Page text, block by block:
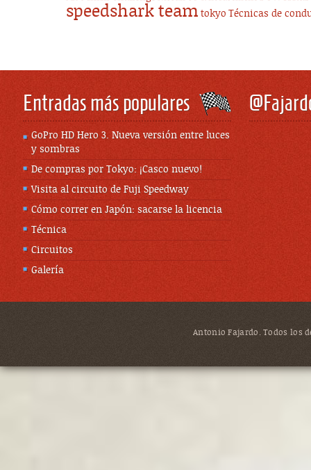
speedshark team tokyo Técnicas de
Entradas más populares
GoPro HD Hero 3. Nueva versión entre luces
y sombras
De compras por Tokyo: ¡Casco nuevo!
Visita al circuito de Fuji Speedway
Cómo correr en Japón: sacarse la licencia
Técnica
Circuitos
Galería
Antonio Fajardo. Todos los